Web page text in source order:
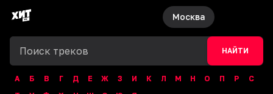
Москва
НАЙТИ
А Б В Г Д Е Ж З И К Л М Н О П Р
С